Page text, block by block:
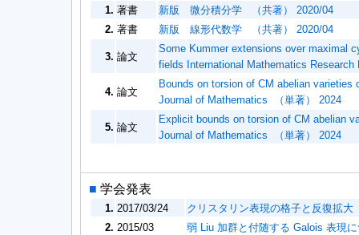
1. 著書
新版 微分積分学 （共著） 2020/04
2. 著書 新版 線形代数学 （共著） 2020/04
3. 論文
Some Kummer extensions over maximal
fields International Mathematics
4. 論文
Bounds on torsion of CM abelian
Journal of Mathematics （単著） 2024
5. 論文
Explicit bounds on torsion of CM abelian
Journal of Mathematics （単著） 2024
■ 学会発表
1. 2017/03/24
クリスタリン表現の格子と反復拡大
2. 2015/03
弱 Liu 加群と付随する Galois 表現